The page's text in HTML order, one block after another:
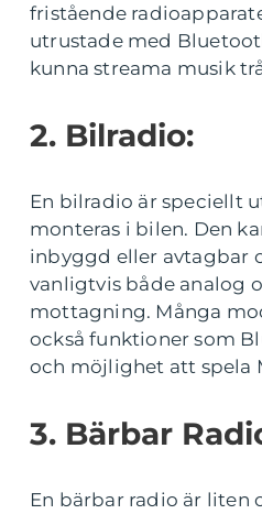
fristående
utrustade med
kunna streama musik
2. Bilradio:
En bilradio är speciellt
monteras i bilen. Den
inbyggd eller avtagbar
vanligtvis både analog
mottagning. Många
också funktioner som
och möjlighet att spela
3. Bärbar
En bärbar radio är liten